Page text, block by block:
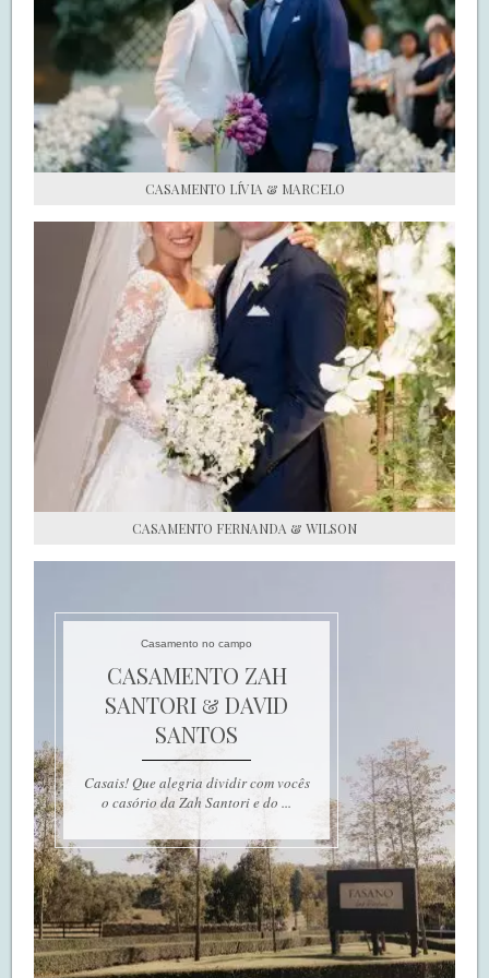
DE NOIVA PRA NOIVA
S.O.S CASADAS
FALE COM O SAY I DO
CASAMENTO LÍVIA & MARCELO
CASAMENTO FERNANDA & WILSON
Casamento no campo
CASAMENTO ZAH
SANTORI & DAVID
SANTOS
Casais! Que alegria dividir com vocês
o casório da Zah Santori e do ...